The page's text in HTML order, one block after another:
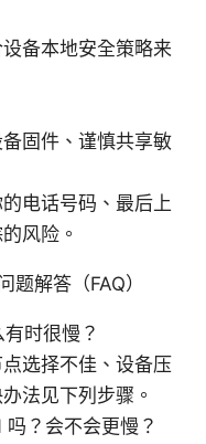
备本地安全策略来
固件、谨慎共享敏
电话号码、最后上
风险。
解答（FAQ）
时很慢？
选择不佳、设备压
法见下列步骤。
？会不会更慢？